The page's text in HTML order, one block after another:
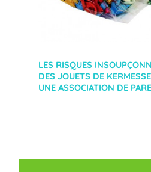
LES RISQUES
DES JOUETS DE
UNE ASSOCIATION DE